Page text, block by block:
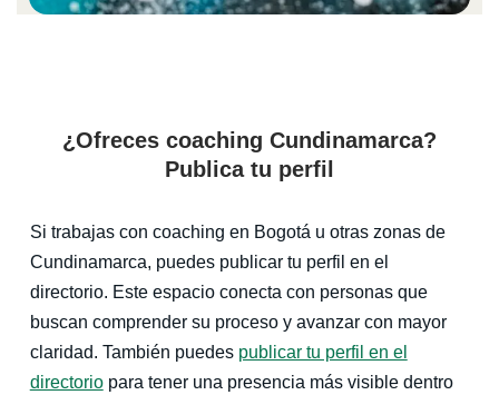
¿Ofreces coaching Cundinamarca?
Publica tu perfil
Si trabajas con coaching en Bogotá u otras zonas de
Cundinamarca, puedes publicar tu perfil en el
directorio. Este espacio conecta con personas que
buscan comprender su proceso y avanzar con mayor
claridad. También puedes publicar tu perfil en el
directoriopara tener una presencia más visible dentro